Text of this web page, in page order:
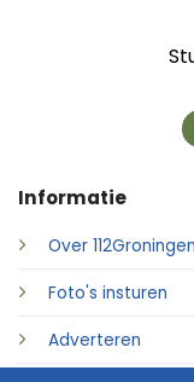
Informatie
Over
Foto's insturen
Adverteren